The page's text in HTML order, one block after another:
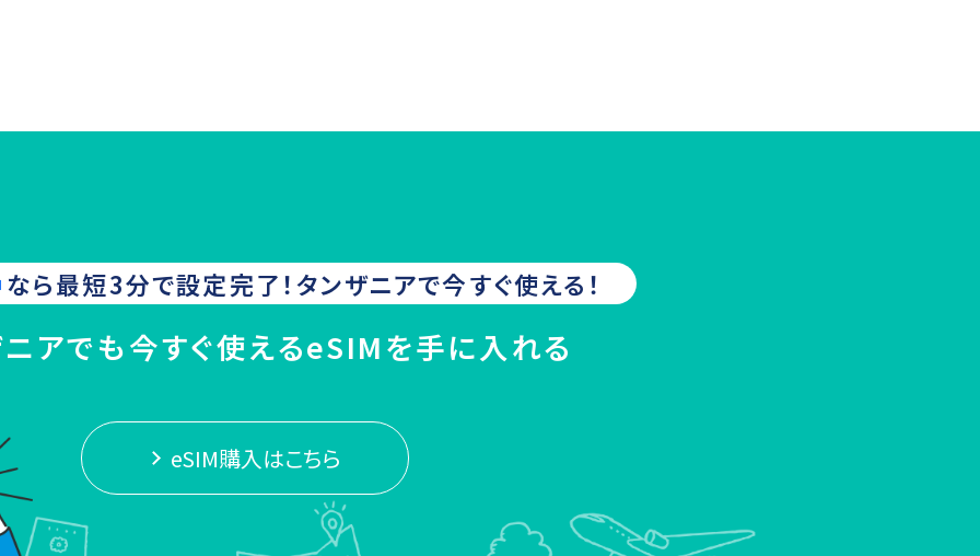
なら最短3分で設定完了！タンザニアで今すぐ使える！
アでも今すぐ使えるeSIMを手に入れる
eSIM購入はこちら